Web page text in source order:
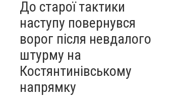
До старої тактики
наступу повернувся
ворог після невдалого
штурму на
Костянтинівському
напрямку